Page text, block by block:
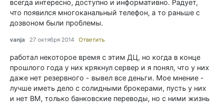
всегда интересно, доступно и информативно. Радует,
что появился многоканальный телефон, а то раньше с
дозвоном были проблемы.
vanja 27 октября 2014 Ответить
работал некоторое время с этим ДЦ, но когда в конце
прошлого года у них крякнул сервер и я понял, что у них
даже нет резервного - вывел все деньги. Мое мнение -
лучше иметь дело с солидными брокерами, пусть у них
и нет ВМ, только банковские переводы, но с ними жизнь